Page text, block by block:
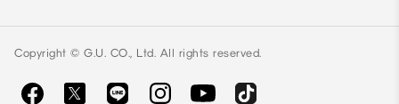
Copyright © G.U. CO., Ltd. All rights reserved.